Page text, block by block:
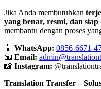
Jika Anda membutuhkan
yang benar, resmi, dan
membantu dengan proses
📱 WhatsApp: 0856-6671-
📧 Email:
📸 Instagram:
Translation Transfer –